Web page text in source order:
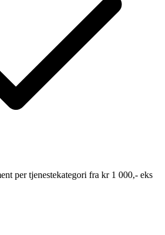
per tjenestekategori fra kr 1 000,- eks